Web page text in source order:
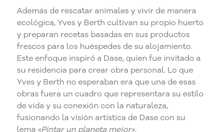
Además de rescatar animales y vivir de manera
ecológica, Yves y Berth cultivan su propio huerto
y preparan recetas basadas en sus productos
frescos para los huéspedes de su alojamiento.
Este enfoque inspiró a Dase, quien fue invitado a
su residencia para crear obra personal. Lo que
Yves y Berth no esperaban era que una de esas
obras fuera un cuadro que representara su estilo
de vida y su conexión con la naturaleza,
fusionando la visión artística de Dase con su
lema «Pintar un planeta mejor».